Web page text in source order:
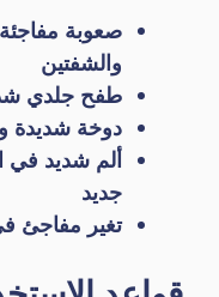
صعوبة
والشفتين
طفح جلدي
دوخة شديدة
ألم شديد في
جديد
تغير مفاجئ